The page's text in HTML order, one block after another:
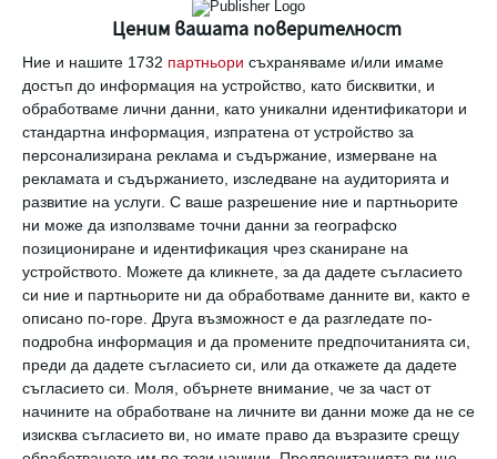
Ценим вашата поверителност
Ние и нашите 1732 партньори съхраняваме и/или имаме
достъп до информация на устройство, като бисквитки, и
обработваме лични данни, като уникални идентификатори и
стандартна информация, изпратена от устройство за
персонализирана реклама и съдържание, измерване на
рекламата и съдържанието, изследване на аудиторията и
развитие на услуги. С ваше разрешение ние и партньорите
ни може да използваме точни данни за географско
позициониране и идентификация чрез сканиране на
устройството. Можете да кликнете, за да дадете съгласието
си ние и партньорите ни да обработваме данните ви, както е
описано по-горе. Друга възможност е да разгледате по-
подробна информация и да промените предпочитанията си,
преди да дадете съгласието си, или да откажете да дадете
съгласието си.
Моля, обърнете внимание, че за част от
начините на обработване на личните ви данни може да не се
изисква съгласието ви, но имате право да възразите срещу
специални образователни потребности. В
училище ще се привличат ресурсни учители,
психолози, логопеди и други педагогически
специалисти, ще има и помощник на учителя,
според стандарта.
От допълнителни часове се нуждаят и
децата, които не владеят български език,
както и тези със затруднения в обучението.
Часовете ще се провеждат включително и
през лятото. В стандарта е уредена и
подкрепата за деца с изявени дарби, като се
предвижда да се осигурят квалифицирани
специалисти за развитие на техния